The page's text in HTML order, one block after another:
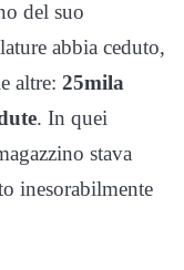
del suo
abbia ceduto,
altre: 25mila
. In quei
stava
inesorabilmente